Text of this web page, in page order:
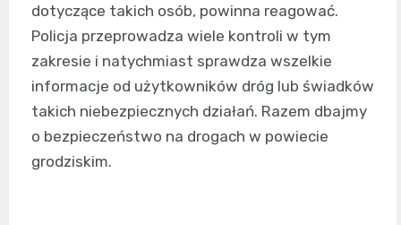
dotyczące takich osób, powinna reagować.
Policja przeprowadza wiele kontroli w tym
zakresie i natychmiast sprawdza wszelkie
informacje od użytkowników dróg lub świadków
takich niebezpiecznych działań. Razem dbajmy
o bezpieczeństwo na drogach w powiecie
grodziskim.